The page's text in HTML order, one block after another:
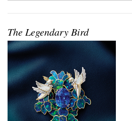
The Legendary Bird